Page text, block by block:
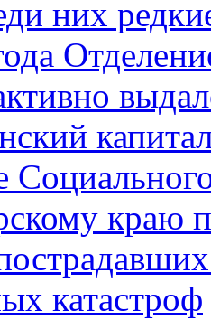
них
краю
катастроф